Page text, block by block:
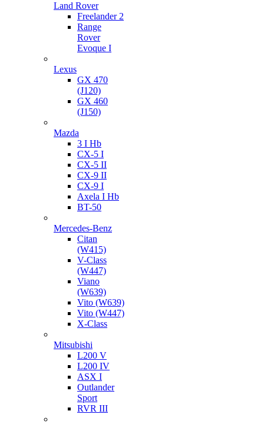
Land Rover
Freelander 2
Range
Rover
Evoque I
Lexus
GX 470
(J120)
GX 460
(J150)
Mazda
3 I Hb
CX-5 I
CX-5 II
CX-9 II
CX-9 I
Axela I Hb
BT-50
Mercedes-Benz
Citan
(W415)
V-Class
(W447)
Viano
(W639)
Vito (W639)
Vito (W447)
X-Class
Mitsubishi
L200 V
L200 IV
ASX I
Outlander
Sport
RVR III